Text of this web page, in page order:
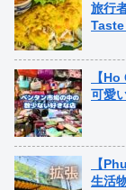
旅行
【
可愛
【
生活